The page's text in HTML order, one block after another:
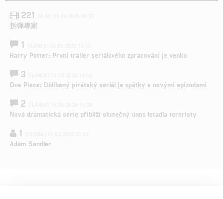
221
拆彈專家
1
Harry Potter: První trailer seriálového zpracování je venku
3
One Piece: Oblíbený pirátský seriál je zpátky s novými epizodami
2
Nová dramatická série přiblíží skutečný únos letadla teroristy
1
Adam Sandler